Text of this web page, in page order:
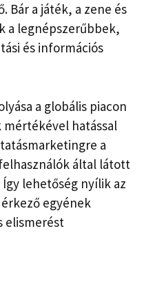
Bár a játék, a zene és
a legnépszerűbbek,
és információs
a globális piacon
hatással
a
által látott
lehetőség nyílik az
egyének
elismerést